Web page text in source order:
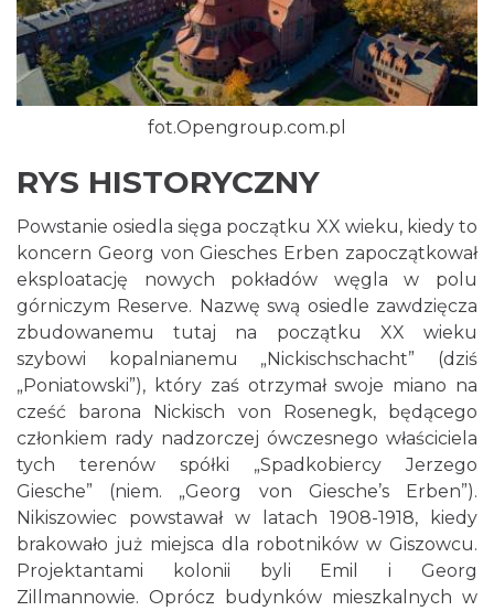
fot.Opengroup.com.pl
RYS HISTORYCZNY
Powstanie osiedla sięga początku XX wieku, kiedy to
koncern Georg von Giesches Erben zapoczątkował
eksploatację nowych pokładów węgla w polu
górniczym Reserve. Nazwę swą osiedle zawdzięcza
zbudowanemu tutaj na początku XX wieku
szybowi kopalnianemu „Nickischschacht” (dziś
„Poniatowski”), który zaś otrzymał swoje miano na
cześć barona Nickisch von Rosenegk, będącego
członkiem rady nadzorczej ówczesnego właściciela
tych terenów spółki „Spadkobiercy Jerzego
Giesche” (niem. „Georg von Giesche’s Erben”).
Nikiszowiec powstawał w latach 1908-1918, kiedy
brakowało już miejsca dla robotników w Giszowcu.
Projektantami kolonii byli Emil i Georg
Zillmannowie. Oprócz budynków mieszkalnych w